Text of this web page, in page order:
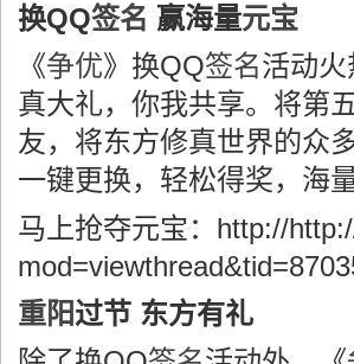
换QQ签名 赢海量元宝
《争优》换QQ签名活动
真大礼，你我共享。将第
友，将东方修真世界的众
一键更换，轻松得奖，海
马上抢夺元宝：http://
重阳过节 东方有礼